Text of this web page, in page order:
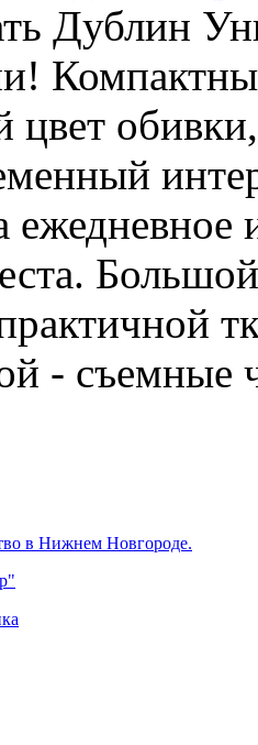
Дублин
цвет
ежедневное
- съемные
в Нижнем Новгороде.